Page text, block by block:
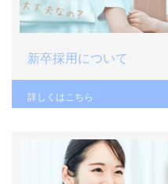
新卒採用について
詳しくはこちら